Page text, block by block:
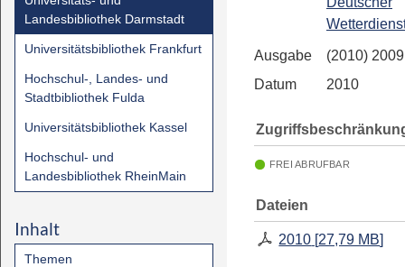
Landesbibliothek Darmstadt
Universitätsbibliothek Frankfurt
Hochschul-, Landes- und
Stadtbibliothek Fulda
Universitätsbibliothek Kassel
Hochschul- und
Landesbibliothek RheinMain
Inhalt
Themen
Ausgabe
(2010) 2009
Datum
2010
FREI ABRUFBAR
Dateien
2010 [27,79 MB]